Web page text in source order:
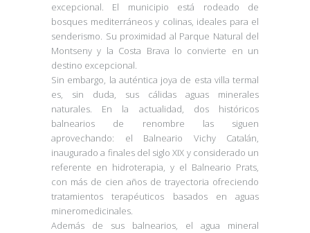
excepcional. El municipio está rodeado de
bosques mediterráneos y colinas, ideales para el
senderismo. Su proximidad al Parque Natural del
Montseny y la Costa Brava lo convierte en un
destino excepcional.
Sin embargo, la auténtica joya de esta villa termal
es, sin duda, sus cálidas aguas minerales
naturales. En la actualidad, dos históricos
balnearios de renombre las siguen
aprovechando: el Balneario Vichy Catalán,
inaugurado a finales del siglo XIX y considerado un
referente en hidroterapia, y el Balneario Prats,
con más de cien años de trayectoria ofreciendo
tratamientos terapéuticos basados en aguas
mineromedicinales.
Además de sus balnearios, el agua mineral